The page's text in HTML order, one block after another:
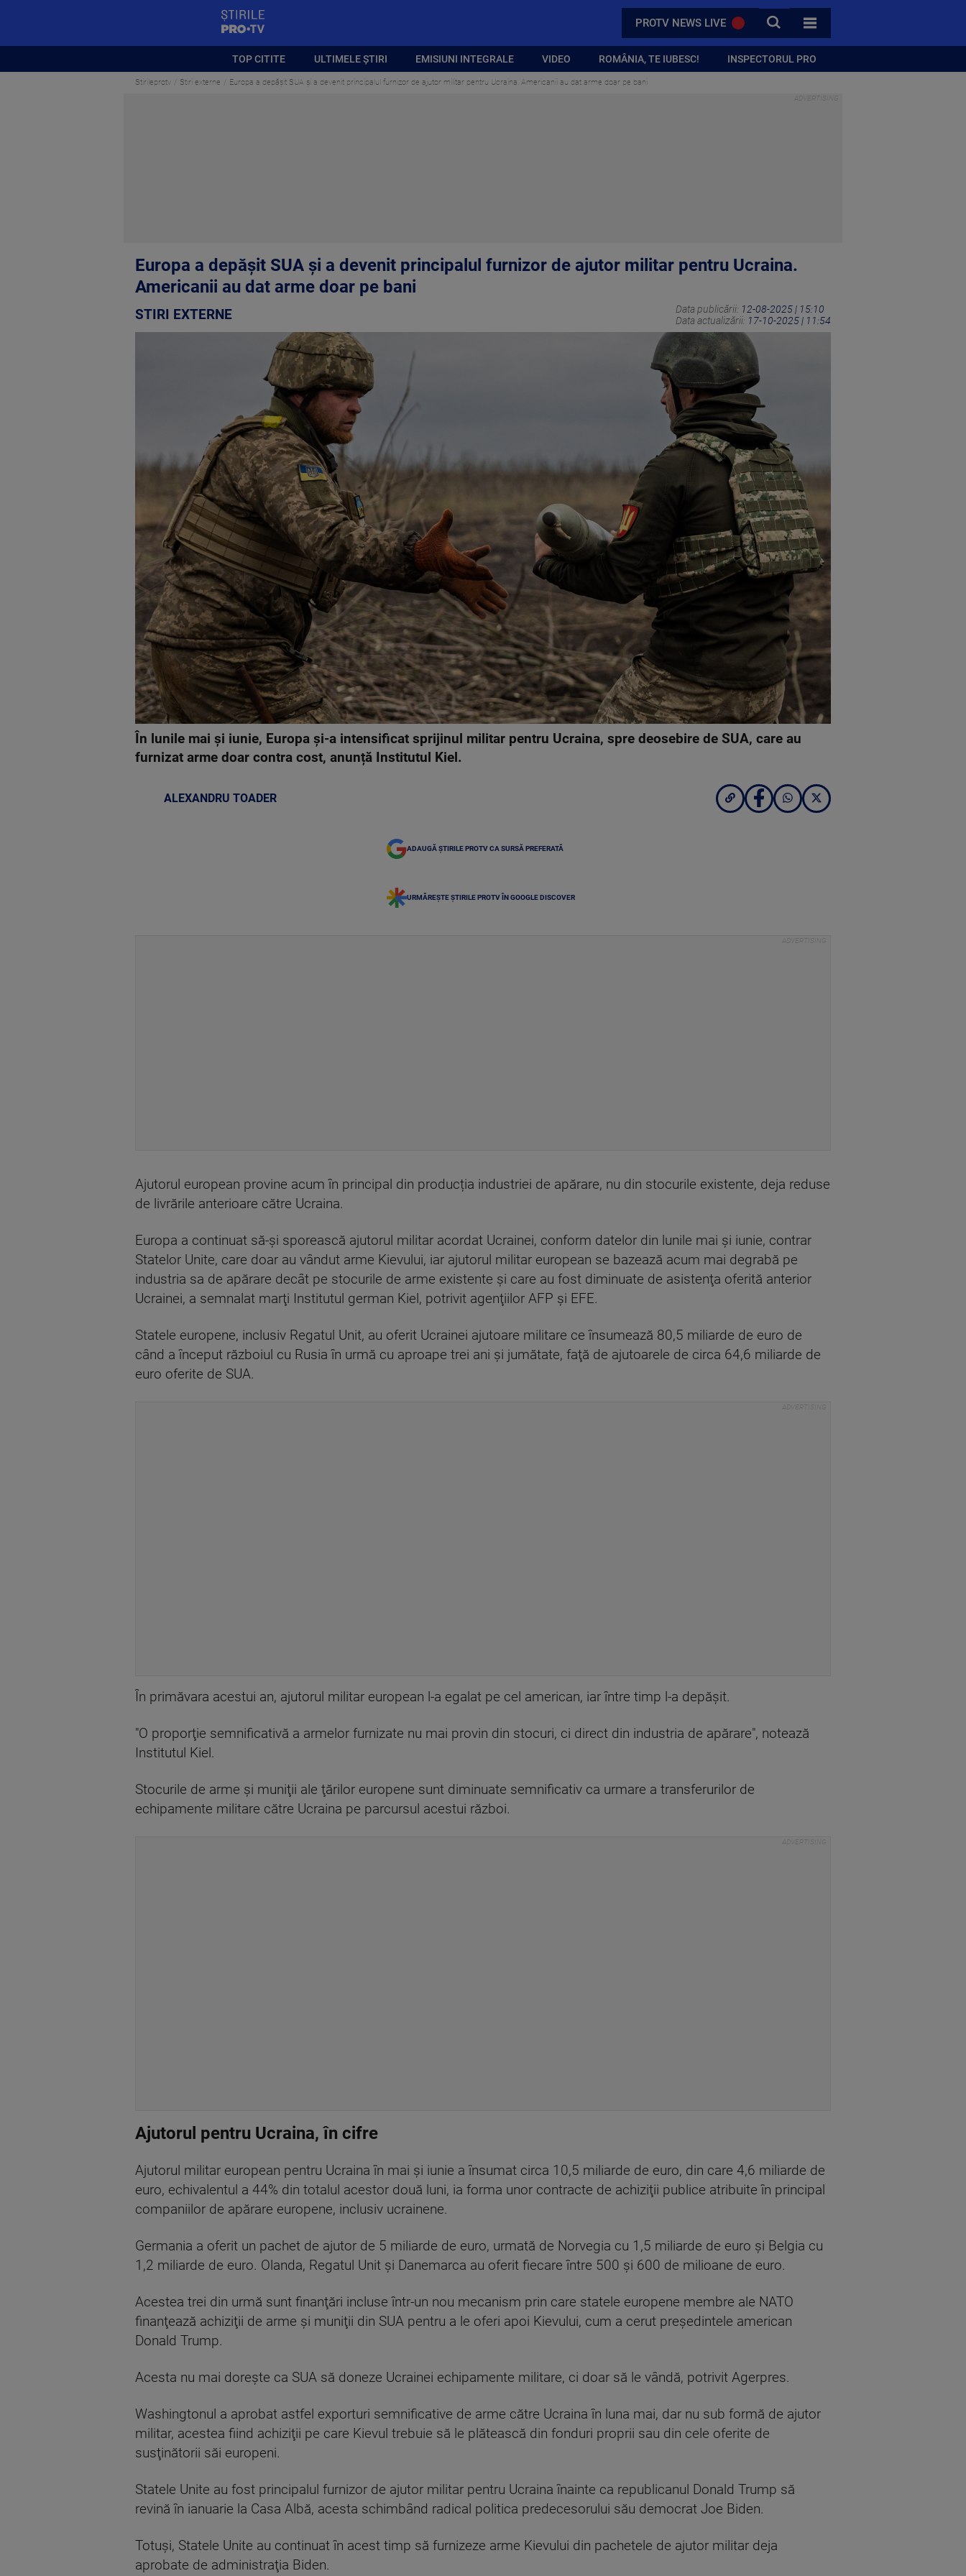
PROTV NEWS LIVE CAUTA
TOATE CATEGORIILE
TOP CITITE ULTIMELE ȘTIRI EMISIUNI INTEGRALE VIDEO ROMÂNIA, TE IUBESC! INSPECTORUL PRO
Stirileprotv Stiri externe Europa a depășit SUA și a devenit principalul furnizor de ajutor militar pentru Ucraina. Americanii au dat arme doar pe bani
Europa a depășit SUA și a devenit principalul furnizor de ajutor militar pentru Ucraina.
Americanii au dat arme doar pe bani
STIRI EXTERNE Data publicării: 12-08-2025 | 15:10
Data actualizării: 17-10-2025 | 11:54
În lunile mai și iunie, Europa și-a intensificat sprijinul militar pentru Ucraina, spre deosebire de SUA, care au
furnizat arme doar contra cost, anunță Institutul Kiel.
ALEXANDRU TOADER
ADAUGĂ ȘTIRILE PROTV CA SURSĂ PREFERATĂ
URMĂREȘTE ȘTIRILE PROTV ÎN GOOGLE DISCOVER
Ajutorul european provine acum în principal din producția industriei de apărare, nu din stocurile existente, deja reduse
de livrările anterioare către Ucraina.
Europa a continuat să-şi sporească ajutorul militar acordat Ucrainei, conform datelor din lunile mai şi iunie, contrar
Statelor Unite, care doar au vândut arme Kievului, iar ajutorul militar european se bazează acum mai degrabă pe
industria sa de apărare decât pe stocurile de arme existente şi care au fost diminuate de asistenţa oferită anterior
Ucrainei, a semnalat marţi Institutul german Kiel, potrivit agenţiilor AFP şi EFE.
Statele europene, inclusiv Regatul Unit, au oferit Ucrainei ajutoare militare ce însumează 80,5 miliarde de euro de
când a început războiul cu Rusia în urmă cu aproape trei ani şi jumătate, faţă de ajutoarele de circa 64,6 miliarde de
euro oferite de SUA.
În primăvara acestui an, ajutorul militar european l-a egalat pe cel american, iar între timp l-a depăşit.
"O proporţie semnificativă a armelor furnizate nu mai provin din stocuri, ci direct din industria de apărare", notează
Institutul Kiel.
Stocurile de arme şi muniţii ale ţărilor europene sunt diminuate semnificativ ca urmare a transferurilor de
echipamente militare către Ucraina pe parcursul acestui război.
Ajutorul pentru Ucraina, în cifre
Ajutorul militar european pentru Ucraina în mai şi iunie a însumat circa 10,5 miliarde de euro, din care 4,6 miliarde de
euro, echivalentul a 44% din totalul acestor două luni, ia forma unor contracte de achiziţii publice atribuite în principal
companiilor de apărare europene, inclusiv ucrainene.
Germania a oferit un pachet de ajutor de 5 miliarde de euro, urmată de Norvegia cu 1,5 miliarde de euro şi Belgia cu
1,2 miliarde de euro. Olanda, Regatul Unit şi Danemarca au oferit fiecare între 500 şi 600 de milioane de euro.
Acestea trei din urmă sunt finanţări incluse într-un nou mecanism prin care statele europene membre ale NATO
finanţează achiziţii de arme şi muniţii din SUA pentru a le oferi apoi Kievului, cum a cerut preşedintele american
Donald Trump.
Acesta nu mai doreşte ca SUA să doneze Ucrainei echipamente militare, ci doar să le vândă, potrivit Agerpres.
Washingtonul a aprobat astfel exporturi semnificative de arme către Ucraina în luna mai, dar nu sub formă de ajutor
militar, acestea fiind achiziţii pe care Kievul trebuie să le plătească din fonduri proprii sau din cele oferite de
susţinătorii săi europeni.
Statele Unite au fost principalul furnizor de ajutor militar pentru Ucraina înainte ca republicanul Donald Trump să
revină în ianuarie la Casa Albă, acesta schimbând radical politica predecesorului său democrat Joe Biden.
Totuşi, Statele Unite au continuat în acest timp să furnizeze arme Kievului din pachetele de ajutor militar deja
aprobate de administraţia Biden.